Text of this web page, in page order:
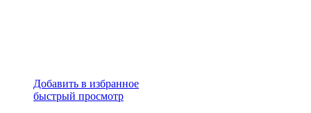
Добавить в избранное
быстрый просмотр